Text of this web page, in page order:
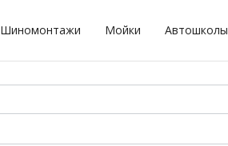
Шиномонтажи Мойки Автошколы